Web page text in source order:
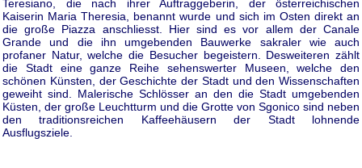
Teresiano, die nach ihrer Auftraggeberin, der österreichischen
Kaiserin Maria Theresia, benannt wurde und sich im Osten direkt an
die große Piazza anschliesst. Hier sind es vor allem der Canale
Grande und die ihn umgebenden Bauwerke sakraler wie auch
profaner Natur, welche die Besucher begeistern. Desweiteren zählt
die Stadt eine ganze Reihe sehenswerter Museen, welche den
schönen Künsten, der Geschichte der Stadt und den Wissenschaften
geweiht sind. Malerische Schlösser an den die Stadt umgebenden
Küsten, der große Leuchtturm und die Grotte von Sgonico sind neben
den traditionsreichen Kaffeehäusern der Stadt lohnende
Ausflugsziele.